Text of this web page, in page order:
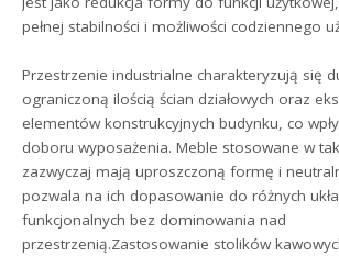
pełnej stabilności i możliwości codziennego
Przestrzenie industrialne charakteryzują się
ograniczoną ilością ścian działowych oraz
elementów konstrukcyjnych budynku, co
doboru wyposażenia. Meble stosowane w
zazwyczaj mają uproszczoną formę i
pozwala na ich dopasowanie do różnych
funkcjonalnych bez dominowania nad
przestrzenią.Zastosowanie stolików